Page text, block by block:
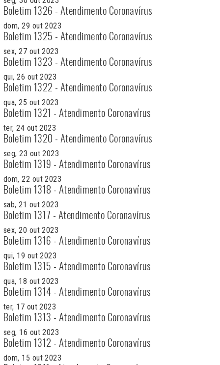
Boletim 1326 - Atendimento Coronavírus
dom, 29 out 2023
Boletim 1325 - Atendimento Coronavírus
sex, 27 out 2023
Boletim 1323 - Atendimento Coronavírus
qui, 26 out 2023
Boletim 1322 - Atendimento Coronavírus
qua, 25 out 2023
Boletim 1321 - Atendimento Coronavírus
ter, 24 out 2023
Boletim 1320 - Atendimento Coronavírus
seg, 23 out 2023
Boletim 1319 - Atendimento Coronavírus
dom, 22 out 2023
Boletim 1318 - Atendimento Coronavírus
sab, 21 out 2023
Boletim 1317 - Atendimento Coronavírus
sex, 20 out 2023
Boletim 1316 - Atendimento Coronavírus
qui, 19 out 2023
Boletim 1315 - Atendimento Coronavírus
qua, 18 out 2023
Boletim 1314 - Atendimento Coronavírus
ter, 17 out 2023
Boletim 1313 - Atendimento Coronavírus
seg, 16 out 2023
Boletim 1312 - Atendimento Coronavírus
dom, 15 out 2023